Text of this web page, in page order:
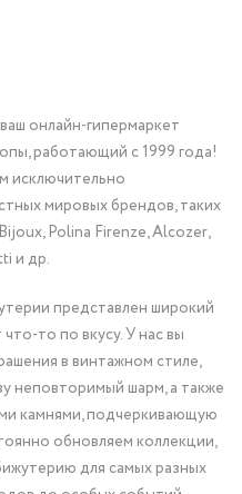
онлайн-гипермаркет
работающий с 1999 года!
исключительно
мировых брендов, таких
Polina Firenze, Alcozer,
и др.
представлен широкий
то по вкусу. У нас вы
в винтажном стиле,
неповторимый шарм, а также
камнями, подчеркивающую
обновляем коллекции,
для самых разных